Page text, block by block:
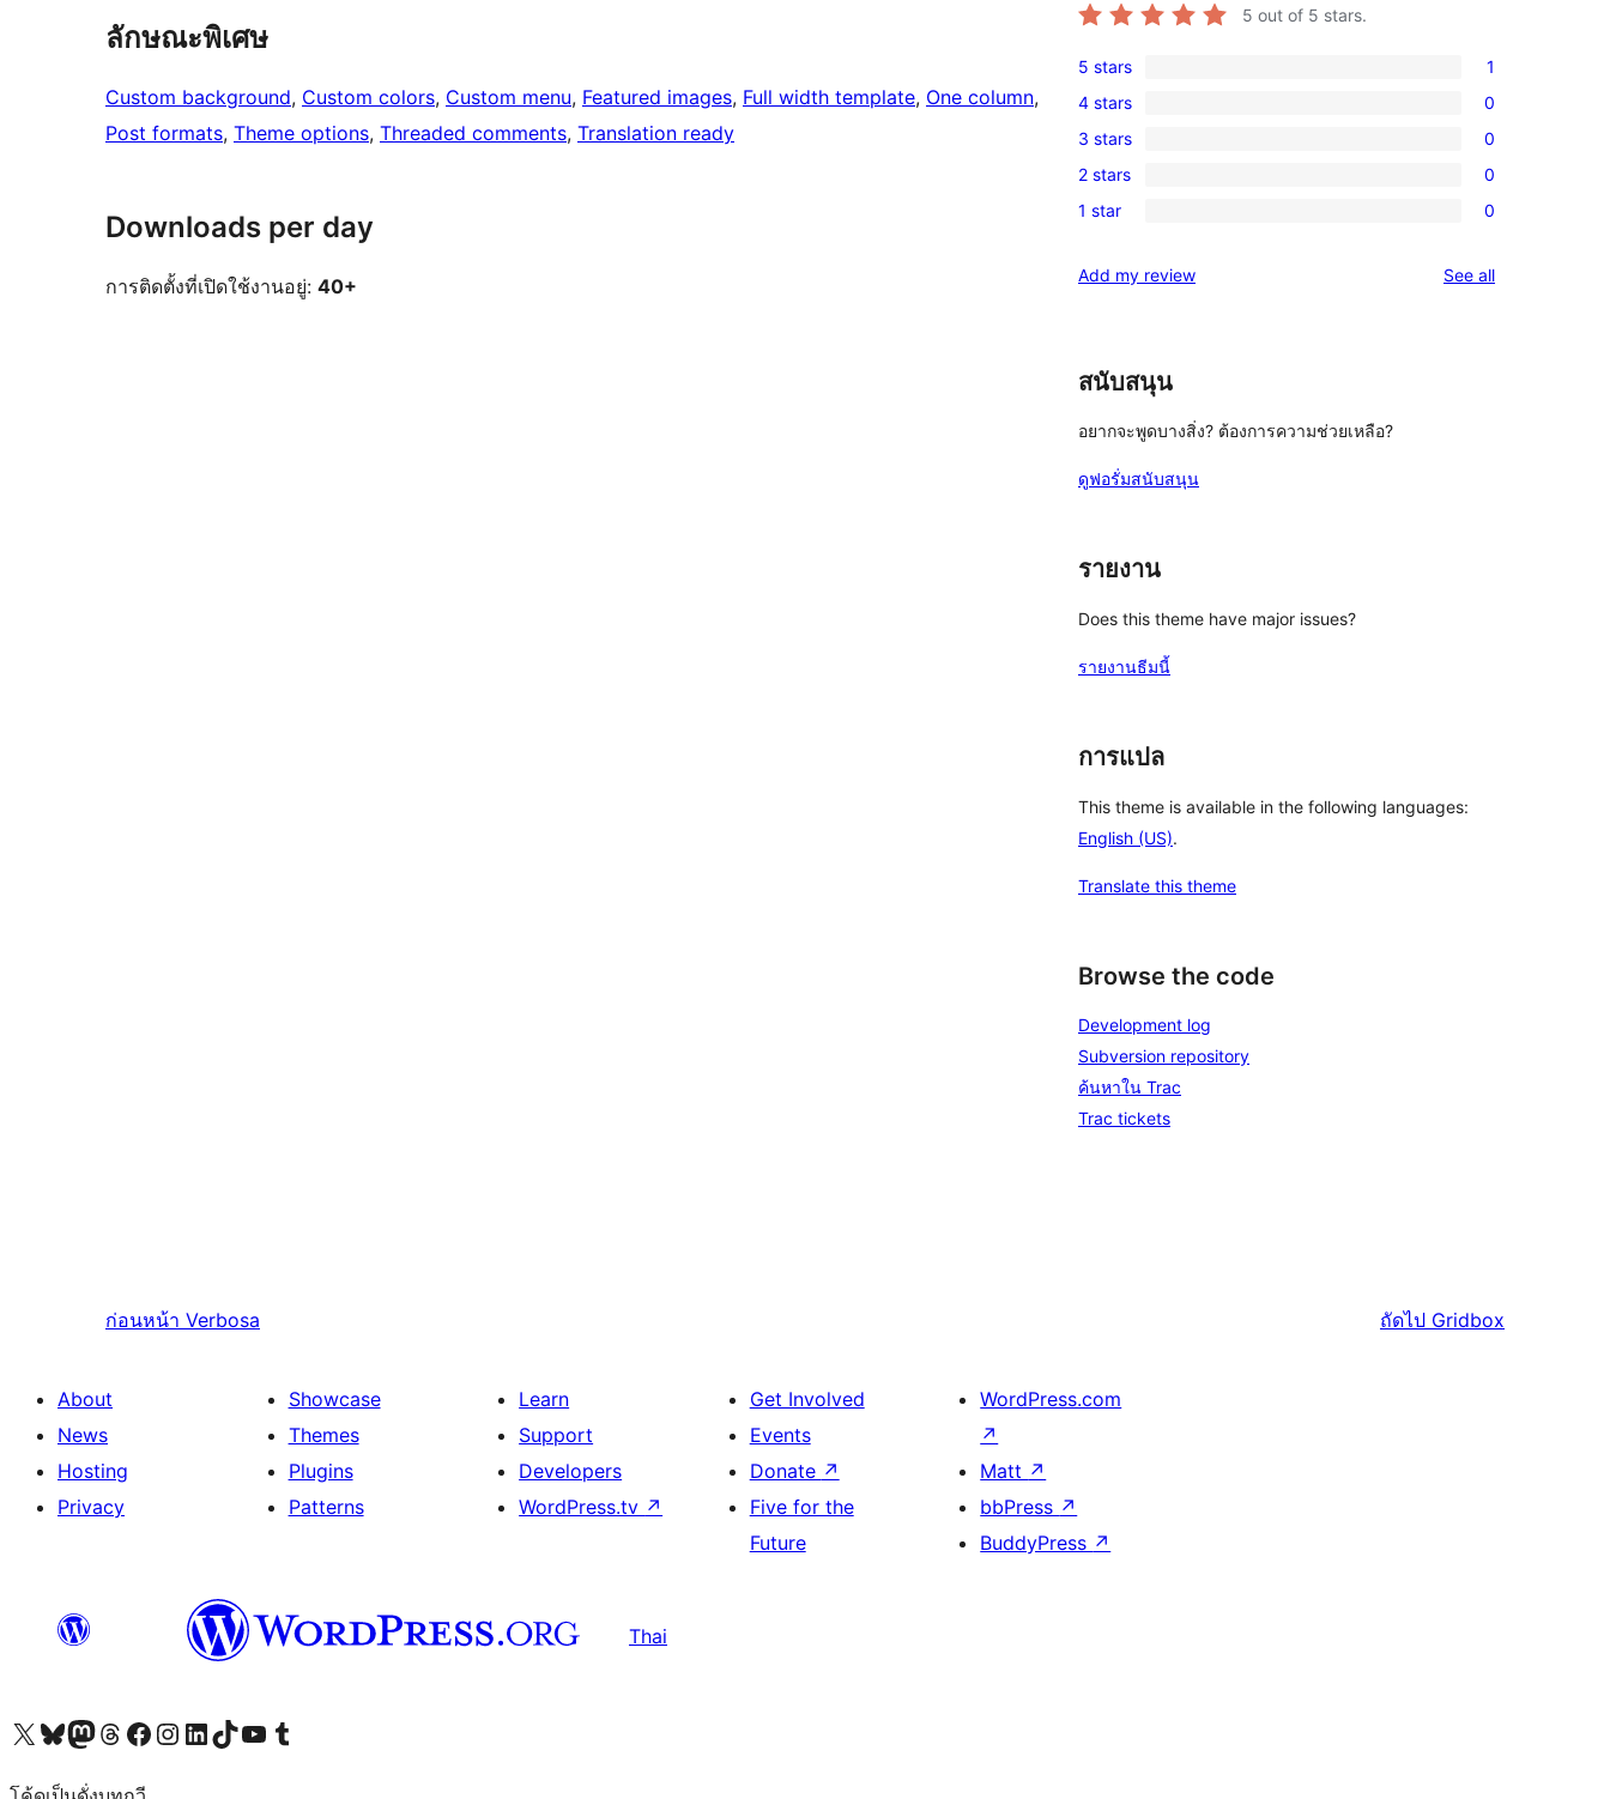
ลักษณะพิเศษ
Custom background, Custom colors, Custom menu, Featured images, Full width template, One column
Post formats, Theme options, Threaded comments, Translation ready
Downloads per day
การติดตั้งที่เปิดใช้งานอยู่: 40+
5 out of 5 stars.
1
5-
star
review
5 stars 1
0
4-
star
reviews
4 stars 0
0
3-
star
3 stars 0
0
2-
reviews
2 stars 0
0
star
1 star 0
Add my review See allreviews
สนับสนุน
อยากจะพูดบางสิ่ง? ต้องการความช่วยเหลือ?
ดูฟอรั่มสนับสนุน
รายงาน
Does this theme have major issues?
รายงานธีมนี้
การแปล
This theme is available in the following languages:
English (US).
Translate this theme
Browse the code
Development log
Subversion repository
ค้นหาใน Trac
Trac tickets
ก่อนหน้า Verbosa ถัดไป Gridbox
About
News
Hosting
Privacy
Showcase
Themes
Plugins
Patterns
Learn
Support
Developers
WordPress.tv ↗
Get Involved
Events
Donate ↗
Five for the
Future
WordPress.com
↗
Matt ↗
bbPress ↗
BuddyPress ↗
Thai
Visit our X (formerly Twitter) account
Visit our Bluesky account
Visit our Mastodon account
Visit our Threads account
Visit our Facebook page
Visit our Instagram account
Visit our LinkedIn account
Visit our TikTok account
Visit our YouTube channel
Visit our Tumblr account